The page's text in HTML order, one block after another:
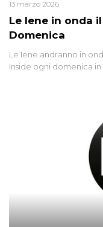
Le Iene in onda
Domenica
13 marzo 2026
Le Iene andranno in
Inside ogni domenica in